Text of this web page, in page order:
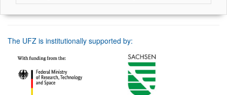
The UFZ is institutionally supported by: